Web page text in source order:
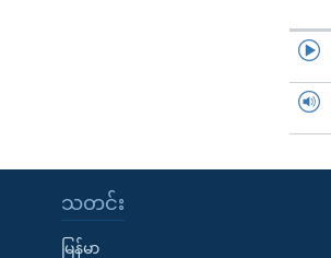
သတင်း
မြန်မာ